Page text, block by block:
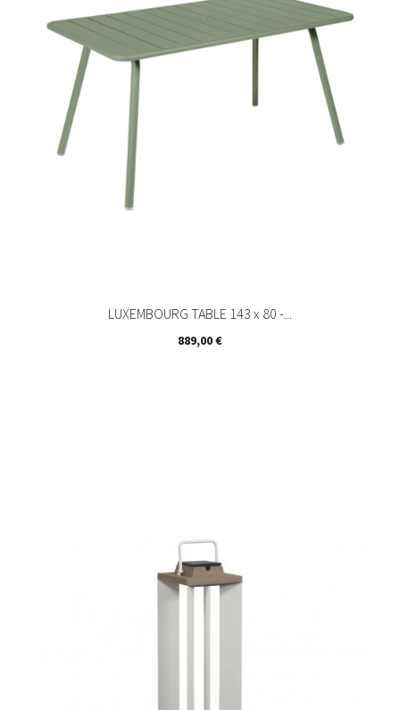
LUXEMBOURG TABLE 143 x 80 -...
Prix
889,00 €